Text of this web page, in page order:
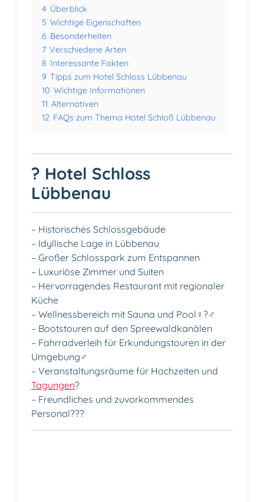
4 Überblick
5 Wichtige Eigenschaften
6 Besonderheiten
7 Verschiedene Arten
8 Interessante Fakten
9 Tipps zum Hotel Schloss Lübbenau
10 Wichtige Informationen
11 Alternativen
12 FAQs zum Thema Hotel Schloß Lübbenau
? Hotel Schloss
Lübbenau
– Historisches Schlossgebäude
– Idyllische Lage in Lübbenau
– Großer Schlosspark zum Entspannen
– Luxuriöse Zimmer und Suiten️
– Hervorragendes Restaurant mit regionaler
Küche️
– Wellnessbereich mit Sauna und Pool‍♀️?‍♂️
– Bootstouren auf den Spreewaldkanälen
– Fahrradverleih für Erkundungstouren in der
Umgebung‍♂️
– Veranstaltungsräume für Hochzeiten und
Tagungen?
– Freundliches und zuvorkommendes
Personal‍??‍?